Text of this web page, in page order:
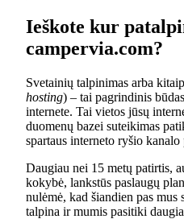
Ieškote kur
campervia.com?
Svetainių talpinimas arba
hosting) – tai pagrindinis
internete. Tai vietos jūsų
duomenų bazei suteikimas
spartaus interneto ryšio
Daugiau nei 15 metų patirtis,
kokybė, lankstūs paslaugų
nulėmė, kad šiandien pas mus
talpina ir mumis pasitiki